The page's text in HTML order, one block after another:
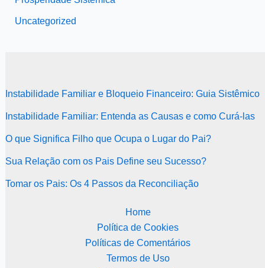
Uncategorized
Instabilidade Familiar e Bloqueio Financeiro: Guia Sistêmico
Instabilidade Familiar: Entenda as Causas e como Curá-las
O que Significa Filho que Ocupa o Lugar do Pai?
Sua Relação com os Pais Define seu Sucesso?
Tomar os Pais: Os 4 Passos da Reconciliação
Home
Política de Cookies
Políticas de Comentários
Termos de Uso